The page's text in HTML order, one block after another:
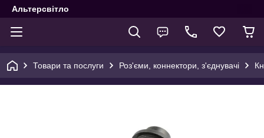
Альтерсвітло
Товари та послуги Роз'єми, коннектори, з'єднувачі